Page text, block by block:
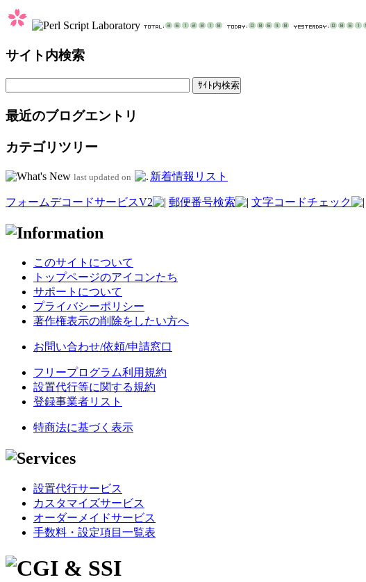
サイト内検索
最近のブログエントリ
カテゴリツリー
last updated on 新着情報リスト
フォームデコードサービスV2 郵便番号検索 文字コードチェック
このサイトについて
トップページのアイコンたち
サポートについて
プライバシーポリシー
著作権表示の削除をしたい方へ
お問い合わせ/依頼/申請窓口
フリープログラム利用規約
設置代行等に関する規約
登録事業者リスト
特商法に基づく表示
設置代行サービス
カスタマイズサービス
オーダーメイドサービス
手数料・設定項目一覧表